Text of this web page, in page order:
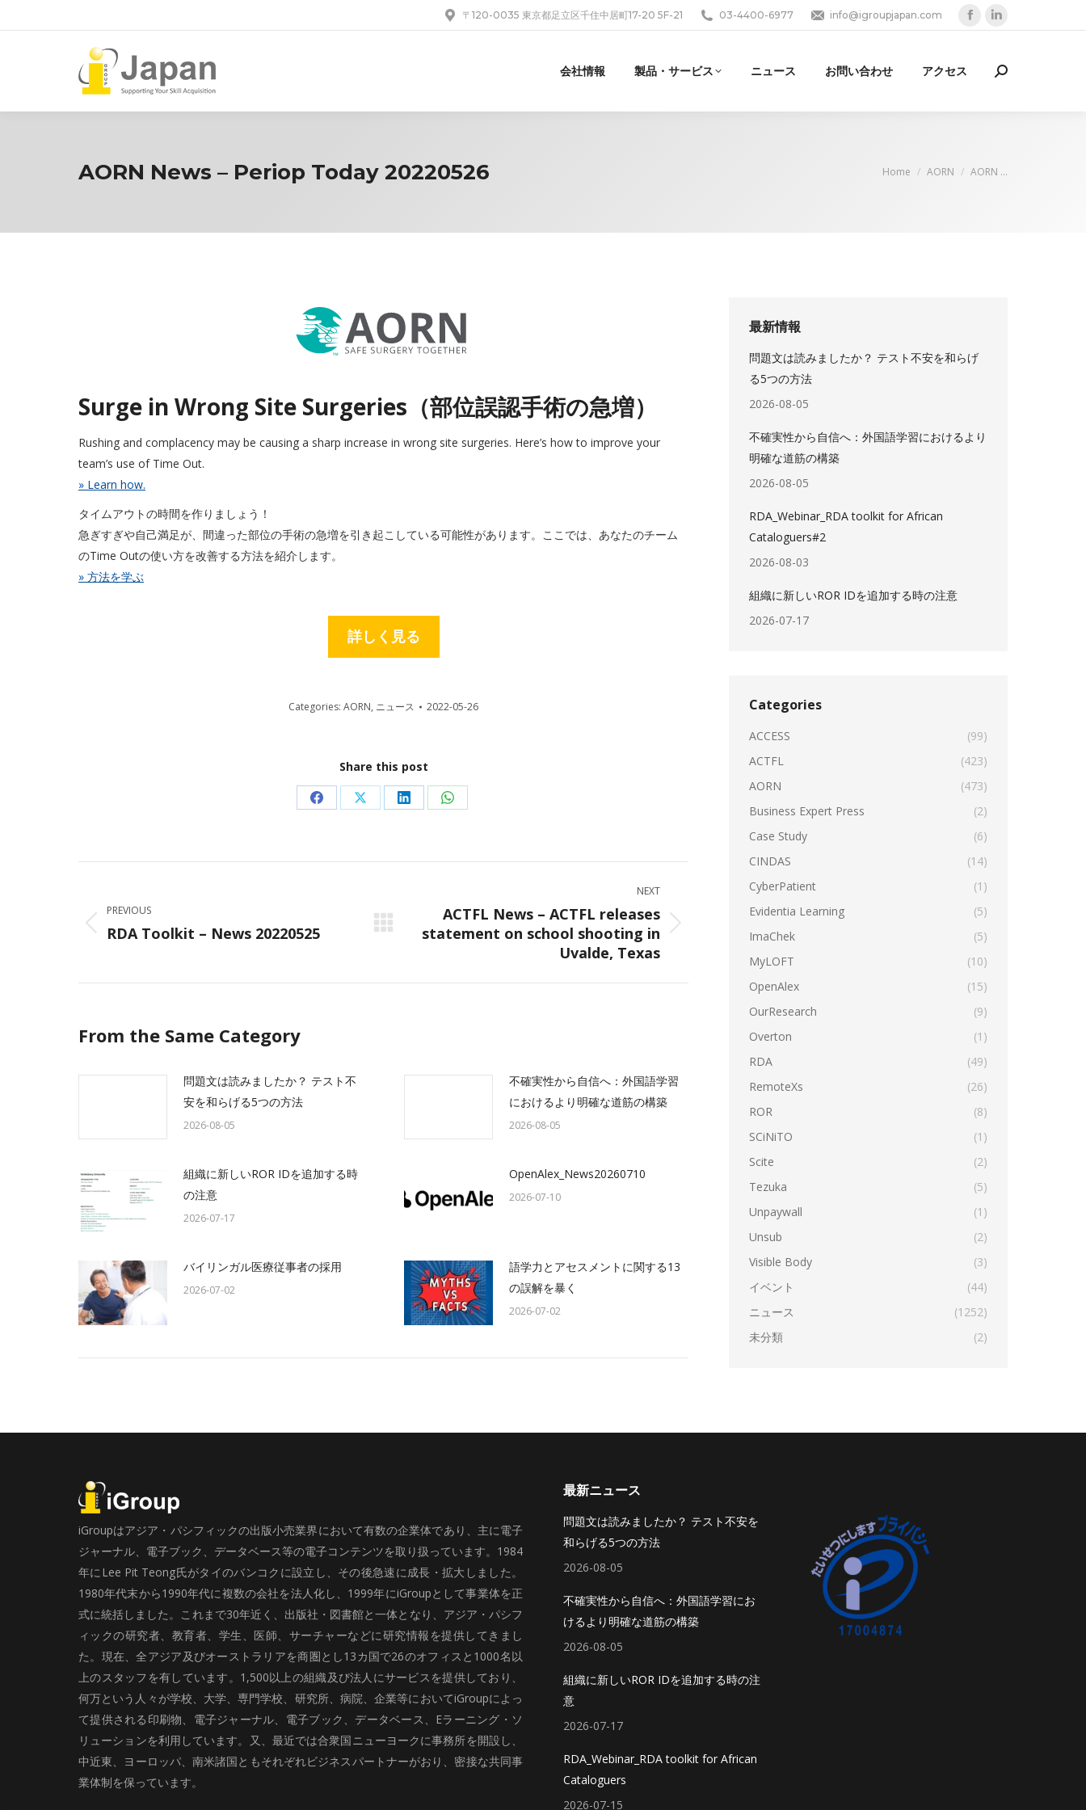
〒120-0035 東京都足立区千住中居町17-20 5F-21 03-4400-6977 info@igroupjapan.com
opensopens
会社情報 製品・サービス ニュース お問い合わせ アクセス Search:
AORN News – Periop Today 20220526 You are here:
Home AORN AORN …
Surge in Wrong Site Surgeries（部位誤認手術の急増）
Rushing and complacency may be causing a sharp increase in wrong site surgeries. Here’s how to improve your
team’s use of Time Out.
» Learn how.
タイムアウトの時間を作りましょう！
急ぎすぎや自己満足が、間違った部位の手術の急増を引き起こしている可能性があります。ここでは、あなたのチーム
のTime Outの使い方を改善する方法を紹介します。
» 方法を学ぶ
詳しく見る
Categories: AORN, ニュース 2022-05-26
Share this post
Share
Facebook
Share
X
Share
LinkedIn
Share
WhatsApp
navigation
PREVIOUS
Previous
RDA Toolkit – News 20220525
NEXT
Next
ACTFL News – ACTFL releases
statement on school shooting in
Uvalde, Texas
From the Same Category
問題文は読みましたか？ テスト不
安を和らげる5つの方法
2026-08-05
不確実性から自信へ：外国語学習
におけるより明確な道筋の構築
2026-08-05
組織に新しいROR IDを追加する時
の注意
2026-07-17
OpenAlex_News20260710
2026-07-10
バイリンガル医療従事者の採用
2026-07-02
語学力とアセスメントに関する13
の誤解を暴く
2026-07-02
最新情報
問題文は読みましたか？ テスト不安を和らげ
る5つの方法
2026-08-05
不確実性から自信へ：外国語学習におけるより
明確な道筋の構築
2026-08-05
RDA_Webinar_RDA toolkit for African
Cataloguers#2
2026-08-03
組織に新しいROR IDを追加する時の注意
2026-07-17
Categories
ACCESS
(99)
ACTFL
(423)
AORN
(473)
Business Expert Press
(2)
Case Study
(6)
CINDAS
(14)
CyberPatient
(1)
Evidentia Learning
(5)
ImaChek
(5)
MyLOFT
(10)
OpenAlex
(15)
OurResearch
(9)
Overton
(1)
RDA
(49)
RemoteXs
(26)
ROR
(8)
SCiNiTO
(1)
Scite
(2)
Tezuka
(5)
Unpaywall
(1)
Unsub
(2)
Visible Body
(3)
イベント
(44)
ニュース
(1252)
未分類
(2)
iGroupはアジア・パシフィックの出版小売業界において有数の企業体であり、主に電子
ジャーナル、電子ブック、データベース等の電子コンテンツを取り扱っています。1984
年にLee Pit Teong氏がタイのバンコクに設立し、その後急速に成長・拡大しました。
1980年代末から1990年代に複数の会社を法人化し、1999年にiGroupとして事業体を正
式に統括しました。これまで30年近く、出版社・図書館と一体となり、アジア・パシフ
ィックの研究者、教育者、学生、医師、サーチャーなどに研究情報を提供してきまし
た。現在、全アジア及びオーストラリアを商圏とし13カ国で26のオフィスと1000名以
上のスタッフを有しています。1,500以上の組織及び法人にサービスを提供しており、
何万という人々が学校、大学、専門学校、研究所、病院、企業等においてiGroupによっ
て提供される印刷物、電子ジャーナル、電子ブック、データベース、Eラーニング・ソ
リューションを利用しています。又、最近では合衆国ニューヨークに事務所を開設し、
中近東、ヨーロッパ、南米諸国ともそれぞれビジネスパートナーがおり、密接な共同事
業体制を保っています。
最新ニュース
問題文は読みましたか？ テスト不安を
和らげる5つの方法
2026-08-05
不確実性から自信へ：外国語学習にお
けるより明確な道筋の構築
2026-08-05
組織に新しいROR IDを追加する時の注
意
2026-07-17
RDA_Webinar_RDA toolkit for African
Cataloguers
2026-07-15